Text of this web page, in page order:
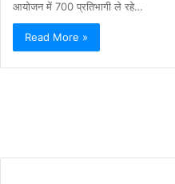
आयोजन में 700 प्रतिभागी ले रहे…
Read More »